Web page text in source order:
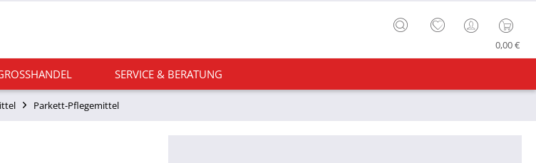
0,00 €
SERVICE & BERATUNG
Parkett-Pflegemittel